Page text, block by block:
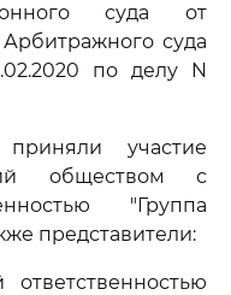
суда от
Арбитражного суда
по делу N
участие
обществом с
"Группа
представители: